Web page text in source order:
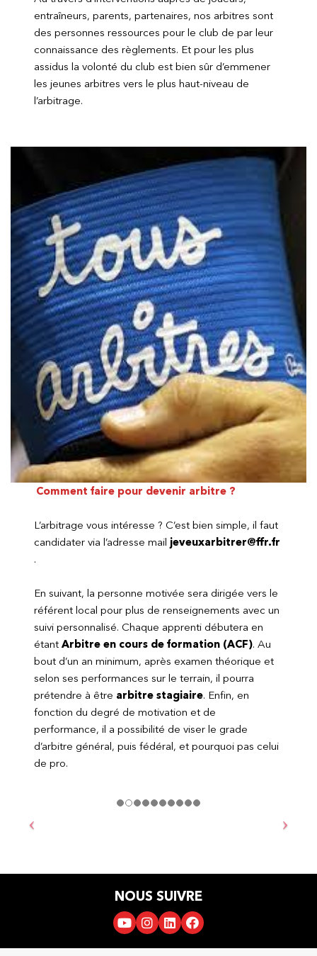
entraîneurs, parents, partenaires, nos arbitres sont
des personnes ressources pour le club de par leur
connaissance des règlements. Et pour les plus
assidus la volonté du club est bien sûr d’emmener
les jeunes arbitres vers le plus haut-niveau de
l’arbitrage.
Comment faire pour devenir arbitre ?
L’arbitrage vous intéresse ? C’est bien simple, il faut
candidater via l’adresse mail jeveuxarbitrer@ffr.fr
.
En suivant, la personne motivée sera dirigée vers le
référent local pour plus de renseignements avec un
suivi personnalisé. Chaque apprenti débutera en
étantArbitre en cours de formation (ACF). Au
bout d’un an minimum, après examen théorique et
selon ses performances sur le terrain, il pourra
prétendre à être arbitre stagiaire. Enfin, en
fonction du degré de motivation et de
performance, il a possibilité de viser le grade
d’arbitre général, puis fédéral, et pourquoi pas celui
de pro.
NOUS SUIVRE